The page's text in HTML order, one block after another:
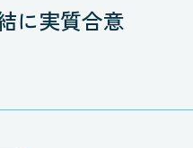
に実質合意